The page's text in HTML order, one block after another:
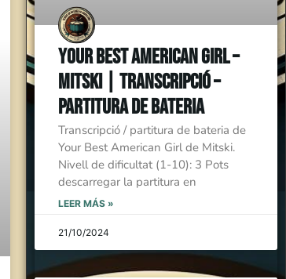
Your Best American Girl –
Mitski | Transcripció –
Partitura de Bateria
Transcripció / partitura de bateria de
Your Best American Girl de Mitski.
Nivell de dificultat (1-10): 3 Pots
descarregar la partitura en
LEER MÁS »
21/10/2024